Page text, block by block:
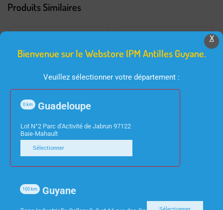
Produits Similaires
RAMETTE A4 JAUNE
SOLEIL 80G
BTE DE 250
X
Bienvenue sur le Webstore IPM Antilles Guyane.
Veuillez sélectionner votre département :
Guadeloupe
0 km
Lot N°2 Parc d’Activité de Jabrun 97122
Baie-Mahault
Sélectionner
Guyane
100 km